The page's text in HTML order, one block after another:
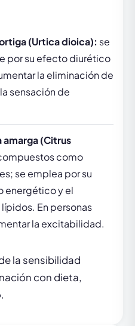
(Urtica dioica): se
por su efecto diurético
la eliminación de
sensación de
amarga (Citrus
como
se emplea por su
energético y el
En personas
la excitabilidad.
la sensibilidad
con dieta,